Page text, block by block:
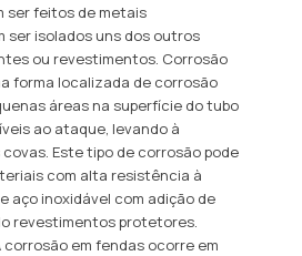
ser feitos de metais
ser isolados uns dos outros
ou revestimentos. Corrosão
forma localizada de corrosão
áreas na superfície do tubo
ao ataque, levando à
Este tipo de corrosão pode
com alta resistência à
aço inoxidável com adição de
revestimentos protetores.
em fendas ocorre em